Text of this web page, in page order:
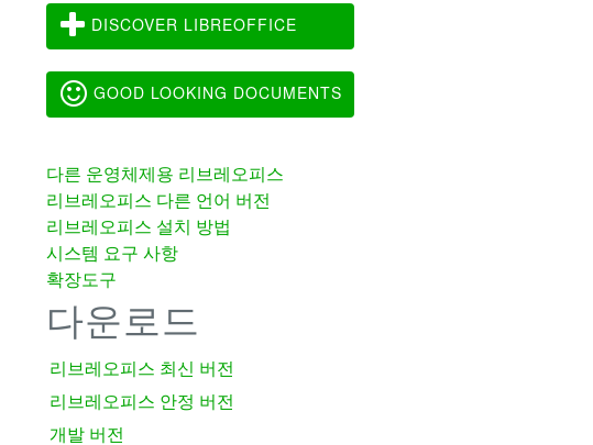
DISCOVER LIBREOFFICE
GOOD LOOKING DOCUMENTS
다른 운영체제용 리브레오피스
리브레오피스 다른 언어 버전
리브레오피스 설치 방법
시스템 요구 사항
확장도구
다운로드
리브레오피스 최신 버전
리브레오피스 안정 버전
개발 버전